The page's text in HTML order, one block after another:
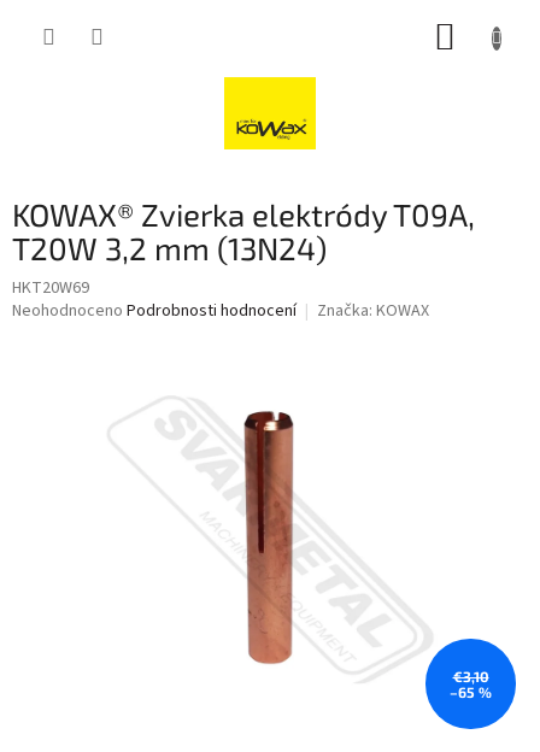
KOWAX® Zvierka elektródy T09A,
T20W 3,2 mm (13N24)
HKT20W69
Průměrné
Neohodnoceno Podrobnosti hodnocení Značka: KOWAX
€3,10
–65 %